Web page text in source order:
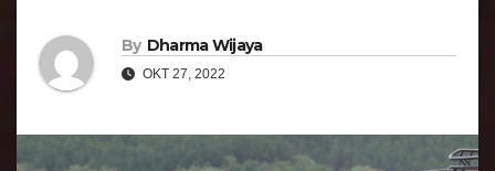
By Dharma Wijaya
OKT 27, 2022